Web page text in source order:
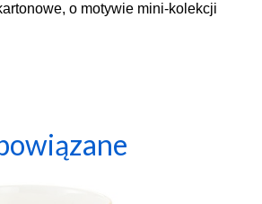
o motywie mini-kolekcji